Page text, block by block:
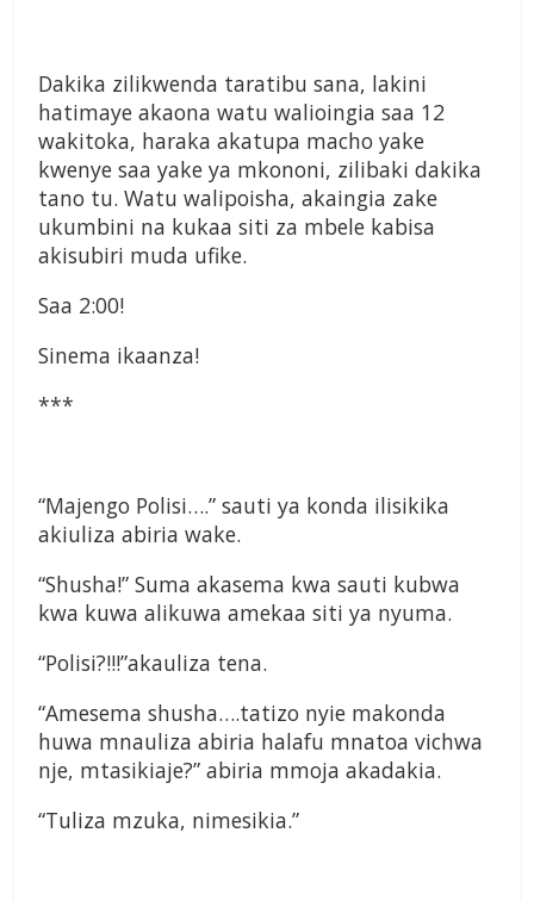
Dakika zilikwenda taratibu sana, lakini
hatimaye akaona watu walioingia saa 12
wakitoka, haraka akatupa macho yake
kwenye saa yake ya mkononi, zilibaki dakika
tano tu. Watu walipoisha, akaingia zake
ukumbini na kukaa siti za mbele kabisa
akisubiri muda ufike.
Saa 2:00!
Sinema ikaanza!
***
“Majengo Polisi….” sauti ya konda ilisikika
akiuliza abiria wake.
“Shusha!” Suma akasema kwa sauti kubwa
kwa kuwa alikuwa amekaa siti ya nyuma.
“Polisi?!!!”akauliza tena.
“Amesema shusha….tatizo nyie makonda
huwa mnauliza abiria halafu mnatoa vichwa
nje, mtasikiaje?” abiria mmoja akadakia.
“Tuliza mzuka, nimesikia.”